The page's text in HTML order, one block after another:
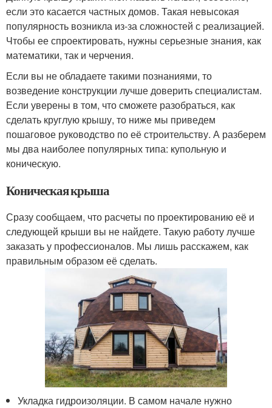
если это касается частных домов. Такая невысокая
популярность возникла из-за сложностей с реализацией.
Чтобы ее спроектировать, нужны серьезные знания, как
математики, так и черчения.
Если вы не обладаете такими познаниями, то
возведение конструкции лучше доверить специалистам.
Если уверены в том, что сможете разобраться, как
сделать круглую крышу, то ниже мы приведем
пошаговое руководство по её строительству. А разберем
мы два наиболее популярных типа: купольную и
коническую.
Коническая крыша
Сразу сообщаем, что расчеты по проектированию её и
следующей крыши вы не найдете. Такую работу лучше
заказать у профессионалов. Мы лишь расскажем, как
правильным образом её сделать.
Укладка гидроизоляции. В самом начале нужно